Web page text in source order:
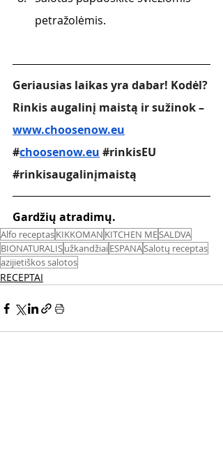
petražolėmis.
Geriausias laikas yra dabar! Kodėl?
Rinkis augalinį maistą ir sužinok –
www.choosenow.eu
#choosenow.eu #rinkisEU
#rinkisaugalinįmaistą
Gardžių atradimų.
Alfo receptasKIKKOMAN KITCHEN MESALDVA
BIONATURALISužkandžiaiESPANASalotų receptas
azijietiškos salotos
RECEPTAI